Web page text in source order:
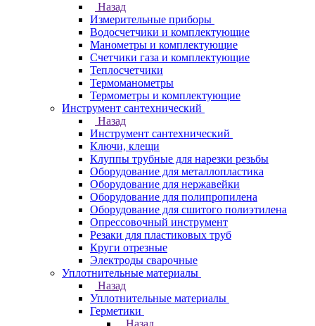
Назад
Измерительные приборы
Водосчетчики и комплектующие
Манометры и комплектующие
Счетчики газа и комплектующие
Теплосчетчики
Термоманометры
Термометры и комплектующие
Инструмент сантехнический
Назад
Инструмент сантехнический
Ключи, клещи
Клуппы трубные для нарезки резьбы
Оборудование для металлопластика
Оборудование для нержавейки
Оборудование для полипропилена
Оборудование для сшитого полиэтилена
Опрессовочный инструмент
Резаки для пластиковых труб
Круги отрезные
Электроды сварочные
Уплотнительные материалы
Назад
Уплотнительные материалы
Герметики
Назад